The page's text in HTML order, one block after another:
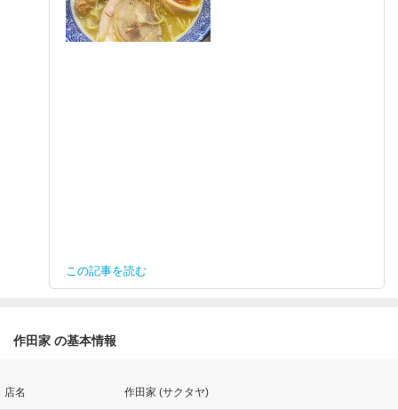
この記事を読む
作田家 の基本情報
店名 作田家 (サクタヤ)